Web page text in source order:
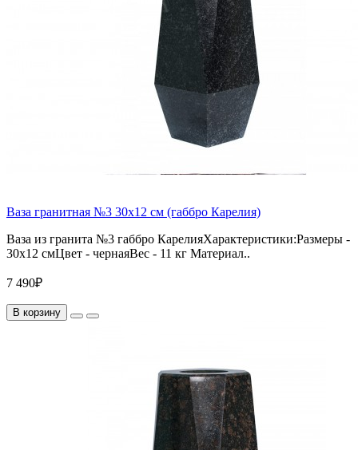
Ваза гранитная №3 30х12 см (габбро Карелия)
Ваза из гранита №3 габбро КарелияХарактеристики:Размеры -
30х12 смЦвет - чернаяВес - 11 кг Материал..
7 490₽
В корзину